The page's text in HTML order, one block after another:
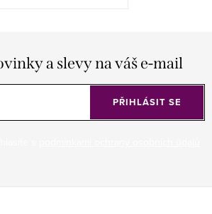
a slevy na váš e-mail
PŘIHLÁSIT SE